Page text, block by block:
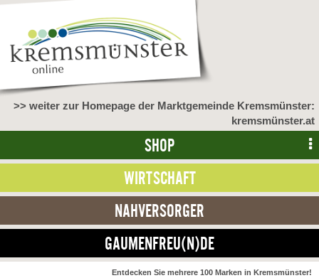
>> weiter zur Homepage der Marktgemeinde Kremsmünster:
kremsmünster.at
SHOP
WIRTSCHAFT
NAHVERSORGER
GAUMENFREU(N)DE
Entdecken Sie mehrere 100 Marken in Kremsmünster!